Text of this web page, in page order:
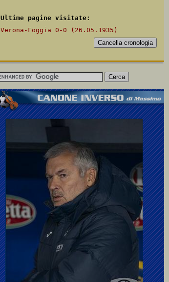
Ultime pagine visitate:
Verona-Foggia 0-0 (26.05.1935)